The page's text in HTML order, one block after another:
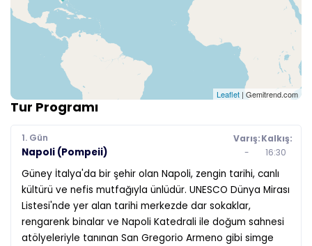
Leaflet | Gemitrend.com
Tur Programı
1. Gün
Napoli (Pompeii)
Varış:
-
Kalkış:
16:30
Güney İtalya'da bir şehir olan Napoli, zengin tarihi, canlı
kültürü ve nefis mutfağıyla ünlüdür. UNESCO Dünya Mirası
Listesi'nde yer alan tarihi merkezde dar sokaklar,
rengarenk binalar ve Napoli Katedrali ile doğum sahnesi
atölyeleriyle tanınan San Gregorio Armeno gibi simge